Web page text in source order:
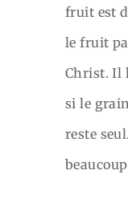
fruit est
le fruit
Christ. Il
si le
reste